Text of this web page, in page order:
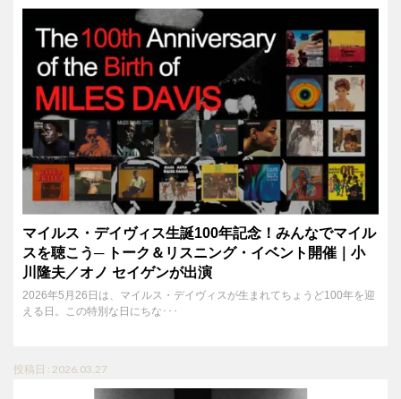
マイルス・デイヴィス生誕100年記念！みんなでマイル
スを聴こう─ トーク＆リスニング・イベント開催｜小
川隆夫／オノ セイゲンが出演
2026年5月26日は、マイルス・デイヴィスが生まれてちょうど100年を迎
える日。この特別な日にちな･･･
投稿日 : 2026.03.27